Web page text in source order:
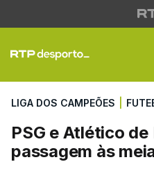
PSG e
LIGA DOS CAMPEÕES
PSG e Atlético
passagem às